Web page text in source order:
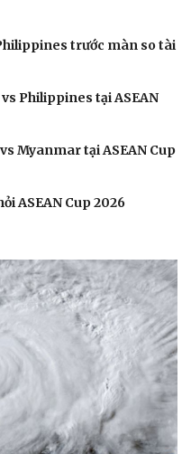
trước màn so tài
Philippines tại ASEAN
Myanmar tại ASEAN Cup
ASEAN Cup 2026